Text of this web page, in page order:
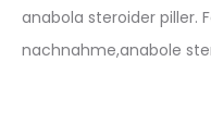
anabola steroider piller.
nachnahme,anabole